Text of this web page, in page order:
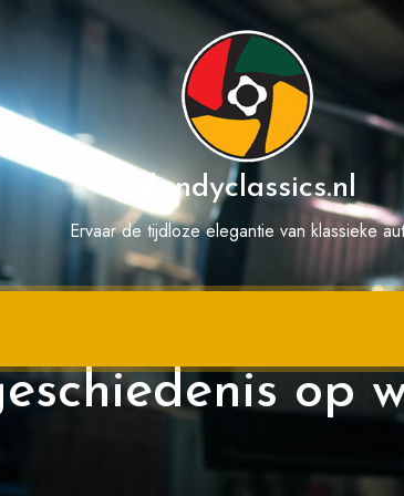
dandyclassics.nl
Ervaar de tijdloze elegantie van klassieke
van antieke
op